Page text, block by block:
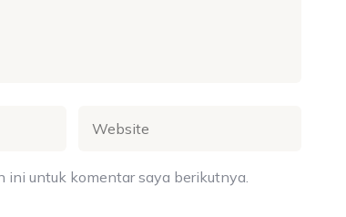
ini untuk komentar saya berikutnya.